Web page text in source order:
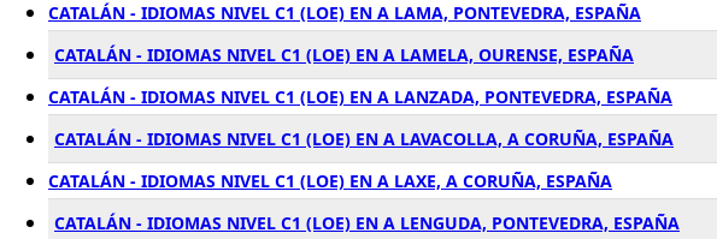
CATALÁN - IDIOMAS NIVEL C1 (LOE) EN A LAMA, PONTEVEDRA, ESPAÑA
CATALÁN - IDIOMAS NIVEL C1 (LOE) EN A LAMELA, OURENSE, ESPAÑA
CATALÁN - IDIOMAS NIVEL C1 (LOE) EN A LANZADA, PONTEVEDRA, ESPAÑA
CATALÁN - IDIOMAS NIVEL C1 (LOE) EN A LAVACOLLA, A CORUÑA, ESPAÑA
CATALÁN - IDIOMAS NIVEL C1 (LOE) EN A LAXE, A CORUÑA, ESPAÑA
CATALÁN - IDIOMAS NIVEL C1 (LOE) EN A LENGUDA, PONTEVEDRA, ESPAÑA